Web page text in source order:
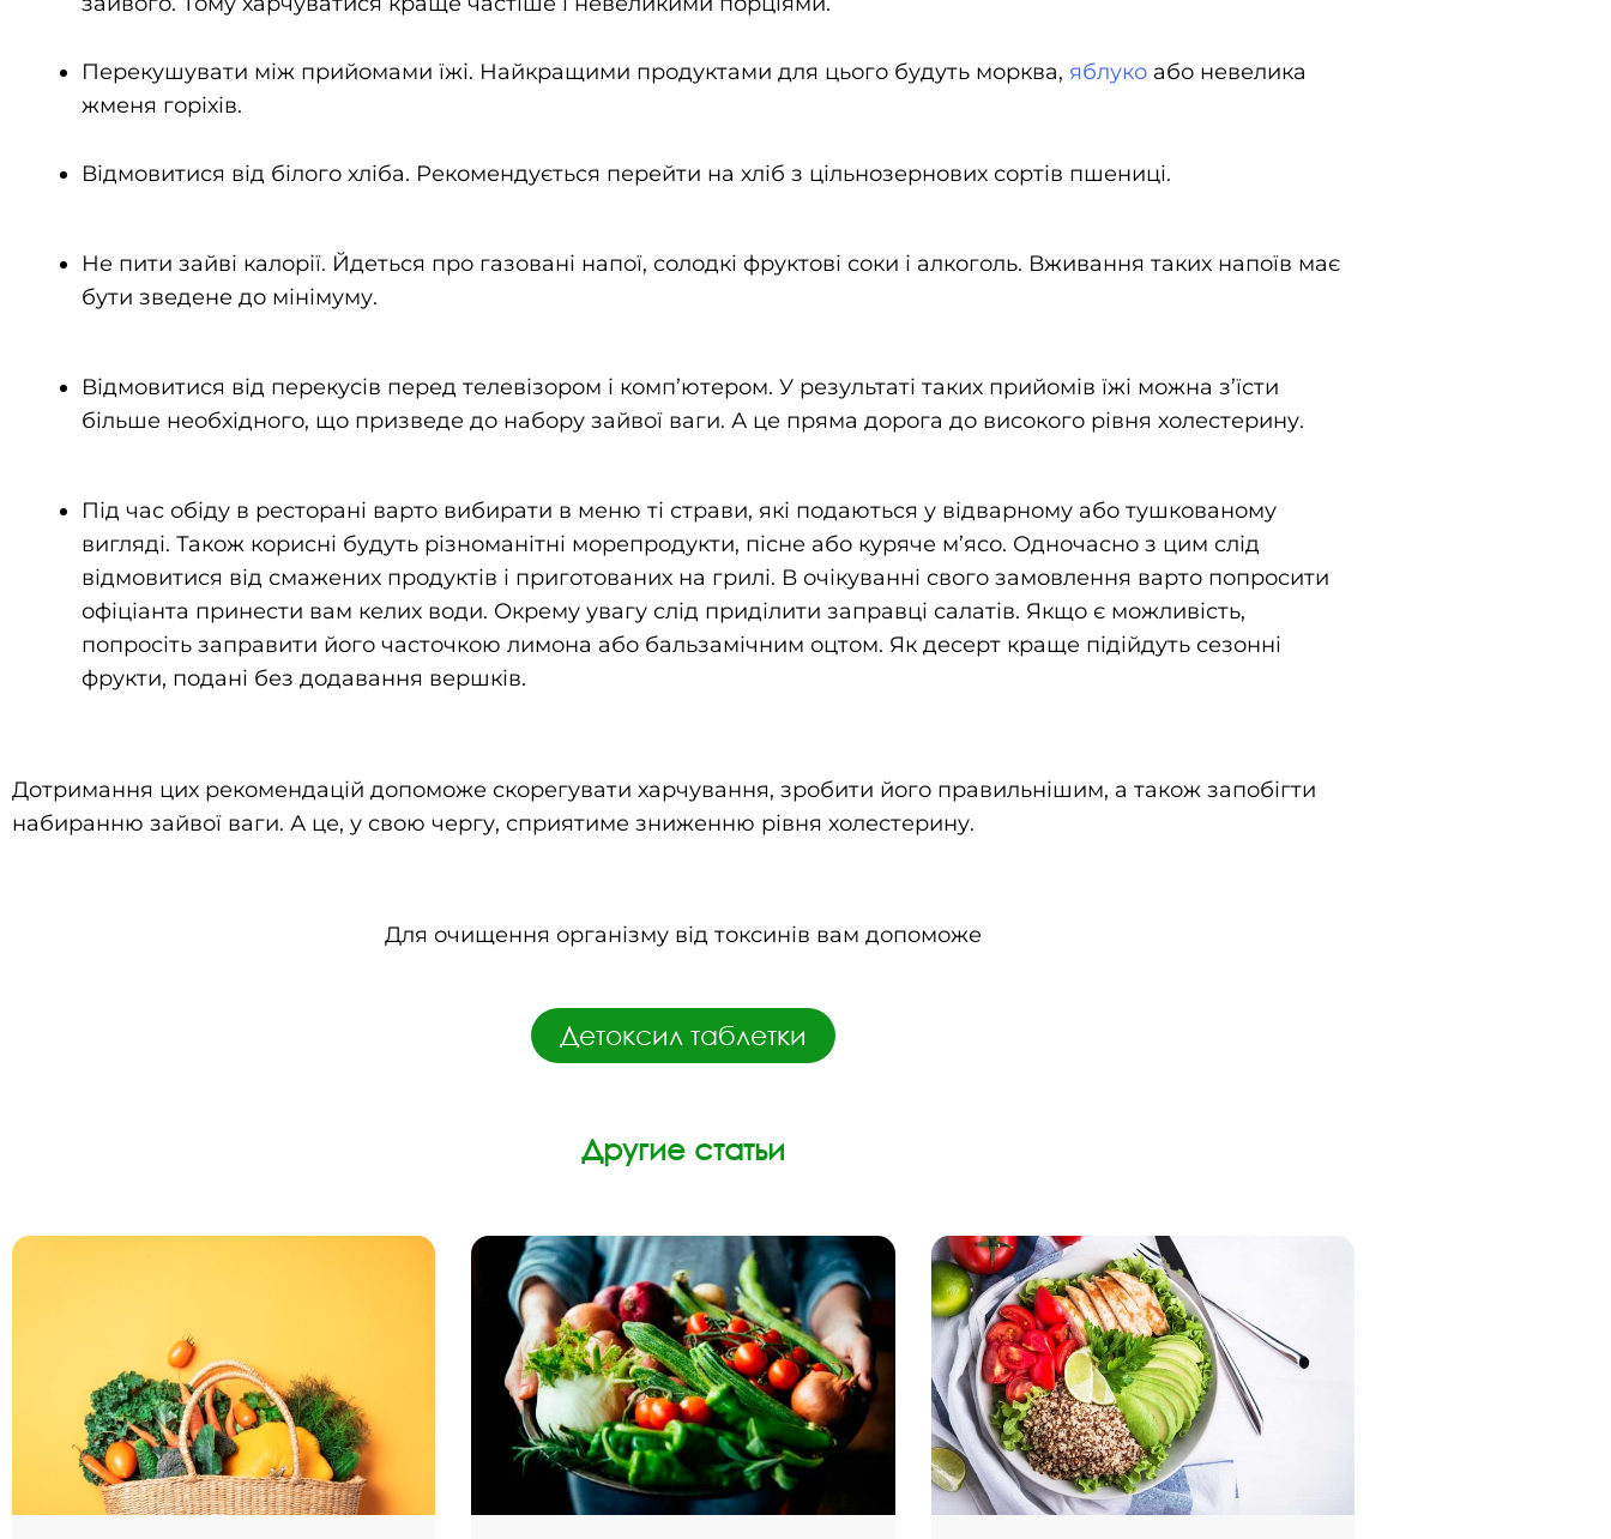
Перекушувати між прийомами їжі. Найкращими продуктами для цього будуть морква, яблуко або невелика
жменя горіхів.
Відмовитися від білого хліба. Рекомендується перейти на хліб з цільнозернових сортів пшениці.
Не пити зайві калорії. Йдеться про газовані напої, солодкі фруктові соки і алкоголь. Вживання таких напоїв має
бути зведене до мінімуму.
Відмовитися від перекусів перед телевізором і комп’ютером. У результаті таких прийомів їжі можна з’їсти
більше необхідного, що призведе до набору зайвої ваги. А це пряма дорога до високого рівня холестерину.
Під час обіду в ресторані варто вибирати в меню ті страви, які подаються у відварному або тушкованому
вигляді. Також корисні будуть різноманітні морепродукти, пісне або куряче м’ясо. Одночасно з цим слід
відмовитися від смажених продуктів і приготованих на грилі. В очікуванні свого замовлення варто попросити
офіціанта принести вам келих води. Окрему увагу слід приділити заправці салатів. Якщо є можливість,
попросіть заправити його часточкою лимона або бальзамічним оцтом. Як десерт краще підійдуть сезонні
фрукти, подані без додавання вершків.
Дотримання цих рекомендацій допоможе скорегувати харчування, зробити його правильнішим, а також запобігти
набиранню зайвої ваги. А це, у свою чергу, сприятиме зниженню рівня холестерину.
Для очищення організму від токсинів вам допоможе
Детоксил таблетки
Другие статьи